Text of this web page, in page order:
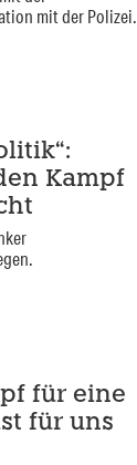
mit der Polizei.
Kampf
für eine
für uns